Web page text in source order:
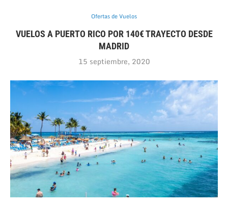
Ofertas de Vuelos
VUELOS A PUERTO RICO POR 140€ TRAYECTO DESDE
MADRID
15 septiembre, 2020